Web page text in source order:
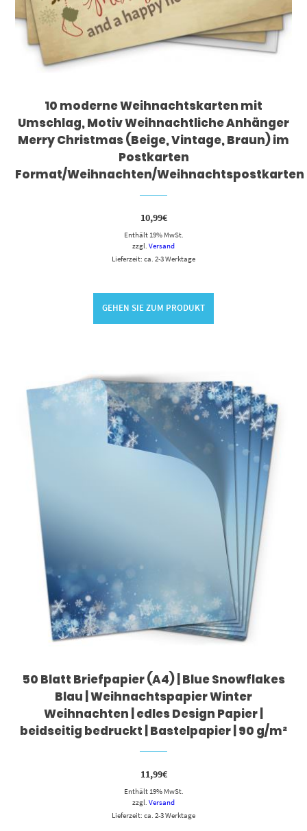
10 moderne Weihnachtskarten mit
Umschlag, Motiv Weihnachtliche Anhänger
Merry Christmas (Beige, Vintage, Braun) im
Postkarten
Format/Weihnachten/Weihnachtspostkarten
10,99€
Enthält 19% MwSt.
zzgl. Versand
Lieferzeit: ca. 2-3 Werktage
GEHEN SIE ZUM PRODUKT
50 Blatt Briefpapier (A4) | Blue Snowflakes
Blau | Weihnachtspapier Winter
Weihnachten | edles Design Papier |
beidseitig bedruckt | Bastelpapier | 90 g/m²
11,99€
Enthält 19% MwSt.
zzgl. Versand
Lieferzeit: ca. 2-3 Werktage